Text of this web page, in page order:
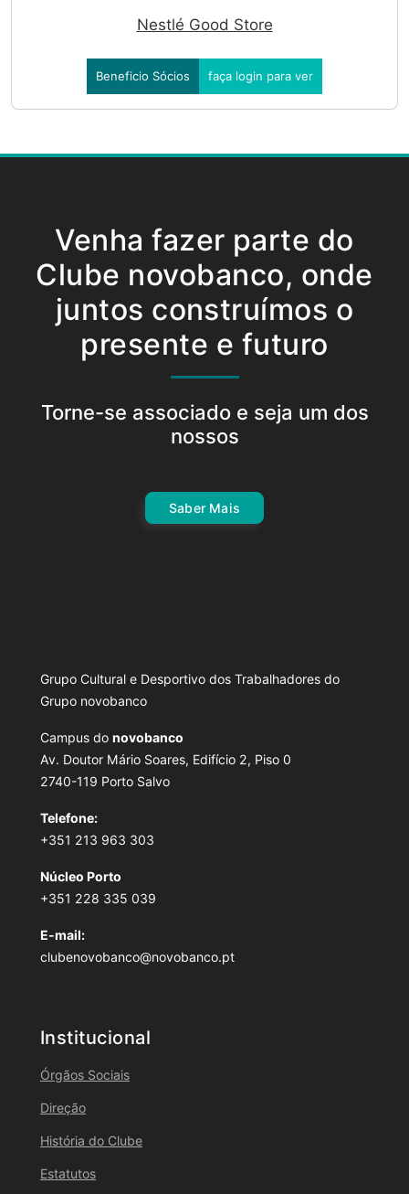
Nestlé Good Store
Beneficio Sócios faça login para ver
Venha fazer parte do
Clube novobanco, onde
juntos construímos o
presente e futuro
Torne-se associado e seja um dos
nossos
Saber Mais
Grupo Cultural e Desportivo dos Trabalhadores do
Grupo novobanco
Campus do novobanco
Av. Doutor Mário Soares, Edifício 2, Piso 0
2740-119 Porto Salvo
Telefone:
+351 213 963 303
Núcleo Porto
+351 228 335 039
E-mail:
clubenovobanco@novobanco.pt
Institucional
Órgãos Sociais
Direção
História do Clube
Estatutos